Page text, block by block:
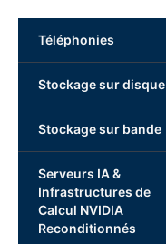
Téléphonies
Stockage sur disque
Stockage sur bande
Serveurs IA &
Infrastructures de
Calcul NVIDIA
Reconditionnés